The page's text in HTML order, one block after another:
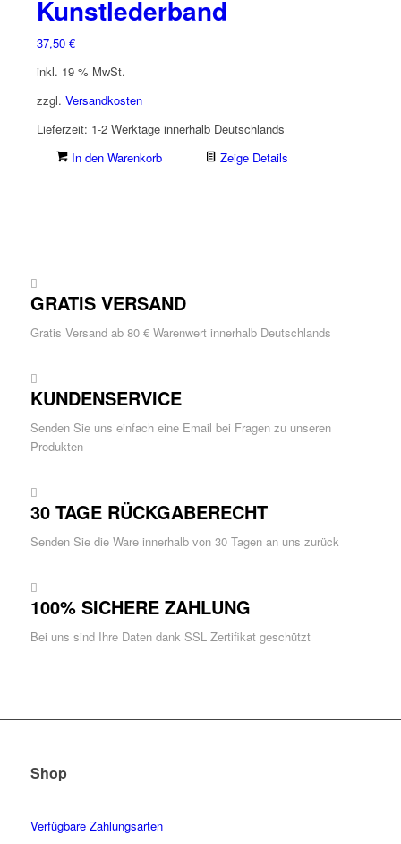
Kunstlederband
37,50 €
inkl. 19 % MwSt.
zzgl. Versandkosten
Lieferzeit: 1-2 Werktage innerhalb Deutschlands
In den Warenkorb
Zeige Details
GRATIS VERSAND
Gratis Versand ab 80 € Warenwert innerhalb Deutschlands
KUNDENSERVICE
Senden Sie uns einfach eine Email bei Fragen zu unseren
Produkten
30 TAGE RÜCKGABERECHT
Senden Sie die Ware innerhalb von 30 Tagen an uns zurück
100% SICHERE ZAHLUNG
Bei uns sind Ihre Daten dank SSL Zertifikat geschützt
Shop
Verfügbare Zahlungsarten